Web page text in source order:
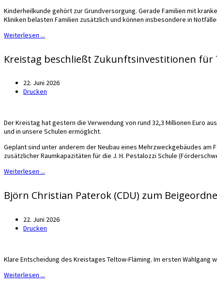
Kinderheilkunde gehört zur Grundversorgung. Gerade Familien mit
Kliniken belasten Familien zusätzlich und können insbesondere in
Weiterlesen ...
Kreistag beschließt Zukunftsinvestitionen für
22. Juni 2026
Drucken
Der Kreistag hat gestern die Verwendung von rund 32,3 Millionen Euro
und in unsere Schulen ermöglicht.
Geplant sind unter anderem der Neubau eines Mehrzweckgebäudes
zusätzlicher Raumkapazitäten für die J. H. Pestalozzi Schule
Weiterlesen ...
Björn Christian Paterok (CDU) zum
22. Juni 2026
Drucken
Klare Entscheidung des Kreistages Teltow-Fläming. Im ersten Wahlgang
Weiterlesen ...